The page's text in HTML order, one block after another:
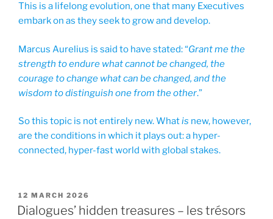
This is a lifelong evolution, one that many Executives
embark on as they seek to grow and develop.
Marcus Aurelius is said to have stated: “Grant me the
strength to endure what cannot be changed, the
courage to change what can be changed, and the
wisdom to distinguish one from the other.”
So this topic is not entirely new. Whatis new, however,
are the conditions in which it plays out: a hyper-
connected, hyper-fast world with global stakes.
POSTED
ON
12 MARCH 2026
Dialogues’ hidden treasures – les trésors